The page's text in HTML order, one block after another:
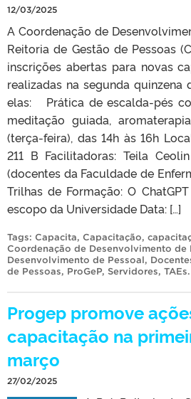
12/03/2025
A Coordenação de
Reitoria de Gestão de Pessoas
inscrições abertas para novas
realizadas na segunda quinzena
elas: Prática de escalda-pés
meditação guiada,
(terça-feira), das 14h às 16h
211 B Facilitadoras: Teila
(docentes da Faculdade de
Trilhas de Formação: O
escopo da Universidade Data: […]
Tags: Capacita, Capacitação,
Coordenação de Desenvolvimento de
Desenvolvimento de Pessoal,
de Pessoas, ProGeP, Servidores, TAEs.
Progep promove
capacitação na
março
27/02/2025